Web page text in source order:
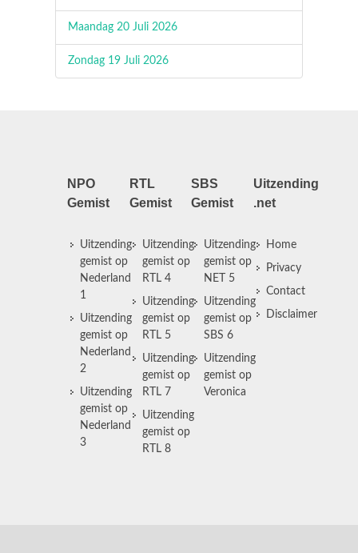
Maandag 20 Juli 2026
Zondag 19 Juli 2026
NPO
Gemist
Uitzending
gemist op
Nederland
1
Uitzending
gemist op
Nederland
2
Uitzending
gemist op
Nederland
3
RTL
Gemist
Uitzending
gemist op
RTL 4
Uitzending
gemist op
RTL 5
Uitzending
gemist op
RTL 7
Uitzending
gemist op
RTL 8
SBS
Gemist
Uitzending
gemist op
NET 5
Uitzending
gemist op
SBS 6
Uitzending
gemist op
Veronica
Uitzending
.net
Home
Privacy
Contact
Disclaimer